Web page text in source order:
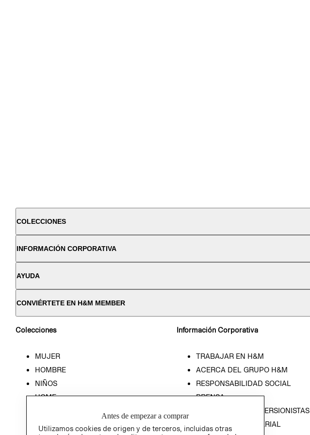
COLECCIONES
INFORMACIÓN CORPORATIVA
AYUDA
CONVIÉRTETE EN H&M MEMBER
Colecciones
MUJER
HOMBRE
NIÑOS
HOME
Información Corporativa
TRABAJAR EN H&M
ACERCA DEL GRUPO H&M
RESPONSABILIDAD SOCIAL
PRENSA
RELACIÓN CON INVERSIONISTAS
POLÍTICA EMPRESARIAL
Antes de empezar a comprar
Utilizamos cookies de origen y de terceros, incluidas otras